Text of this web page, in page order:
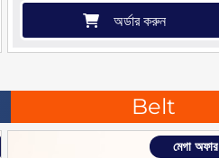
অর্ডার করুন
Belt
মেগা অফার